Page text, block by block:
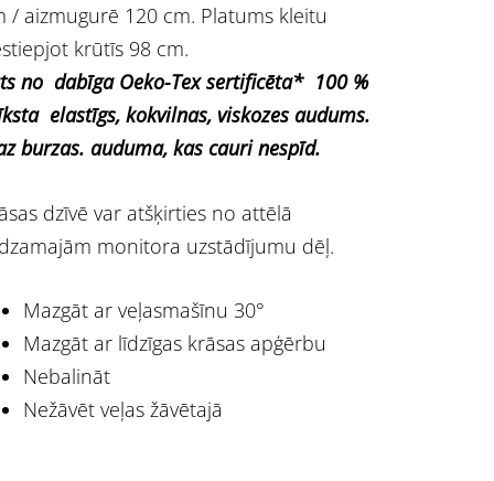
/ aizmugurē 120 cm. Platums kleitu
krūtīs 98 cm.
no dabīga Oeko-Tex sertificēta* 100 %
elastīgs, kokvilnas, viskozes audums.
burzas. auduma, kas cauri nespīd.
dzīvē var atšķirties no attēlā
monitora uzstādījumu dēļ.
Mazgāt ar veļasmašīnu 30°
Mazgāt ar līdzīgas krāsas apģērbu
Nebalināt
Nežāvēt veļas žāvētajā